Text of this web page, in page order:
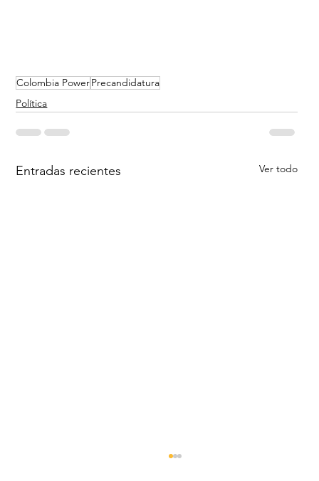
Colombia PowerPrecandidatura
Política
Entradas recientes Ver todo